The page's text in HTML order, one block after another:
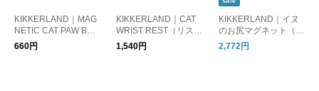
KIKKERLAND｜MAG
NETIC CAT PAW BOO
KMARKS（ブックマ
ーク4個セット）
660円
KIKKERLAND｜CAT
WRIST REST（リスト
レスト）
1,540円
KIKKERLAND｜イヌ
のお尻マグネット（6
個セット）
2,772円